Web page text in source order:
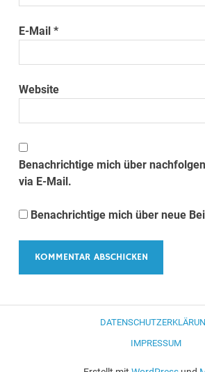
E-Mail*
Website
Benachrichtige mich über
via E-Mail.
Benachrichtige mich über neue
IMPRESSUM